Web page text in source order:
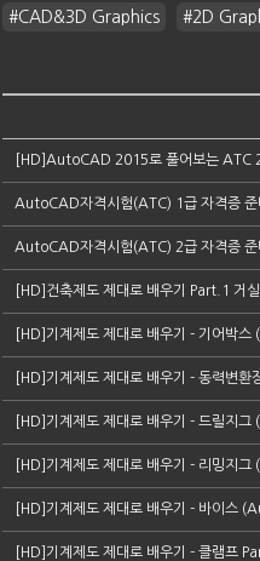
#CAD&3D Graphics #2D
[HD]AutoCAD 2015로 풀어보는 ATC
AutoCAD자격시험(ATC) 1급 자격증
AutoCAD자격시험(ATC) 2급 자격증
[HD]건축제도 제대로 배우기 Part.1
[HD]기계제도 제대로 배우기 - 기어박
[HD]기계제도 제대로 배우기 - 동력변
[HD]기계제도 제대로 배우기 - 드릴지
[HD]기계제도 제대로 배우기 - 리밍지
[HD]기계제도 제대로 배우기 - 바이스
[HD]기계제도 제대로 배우기 - 클램프